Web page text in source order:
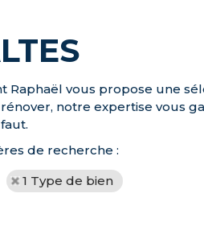
Raphaël vous propose une
notre expertise vous
de recherche :
1 Type de bien